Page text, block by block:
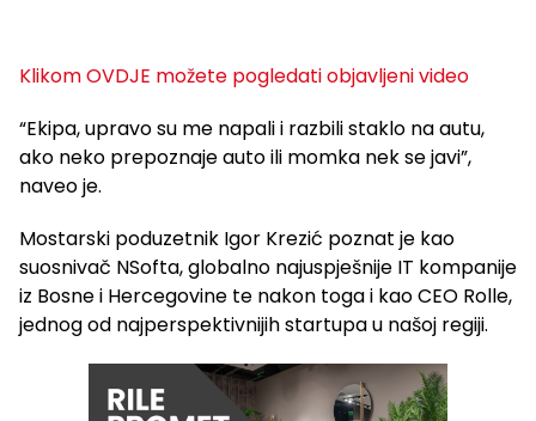
Klikom OVDJE možete pogledati objavljeni video
“Ekipa, upravo su me napali i razbili staklo na autu,
ako neko prepoznaje auto ili momka nek se javi”,
naveo je.
Mostarski poduzetnik Igor Krezić poznat je kao
suosnivač NSofta, globalno najuspješnije IT kompanije
iz Bosne i Hercegovine te nakon toga i kao CEO Rolle,
jednog od najperspektivnijih startupa u našoj regiji.